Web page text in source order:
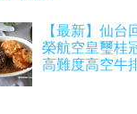
【最新】仙台
榮航空皇璽桂
高難度高空牛